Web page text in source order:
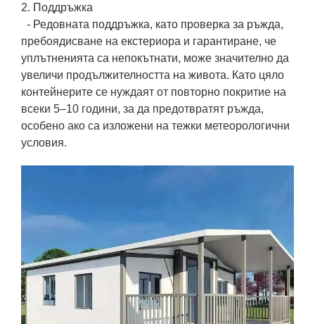
2. Поддръжка
- Редовната поддръжка, като проверка за ръжда,
пребоядисване на екстериора и гарантиране, че
уплътненията са непокътнати, може значително да
увеличи продължителността на живота. Като цяло
контейнерите се нуждаят от повторно покритие на
всеки 5–10 години, за да предотвратят ръжда,
особено ако са изложени на тежки метеорологични
условия.